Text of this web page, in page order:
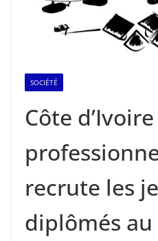
SOCIÉTÉ
Côte
recrute les
diplômés